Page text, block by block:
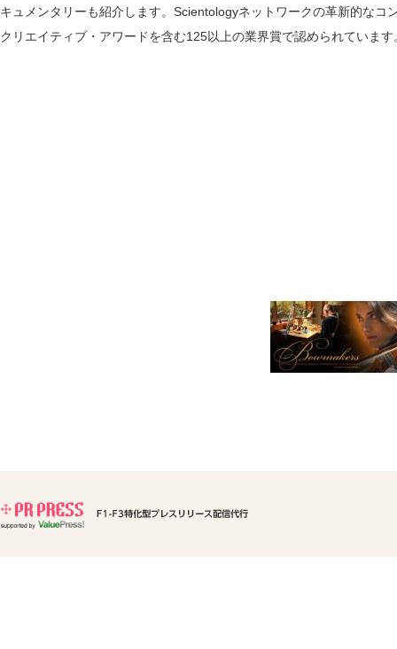
キュメンタリーも紹介します。Scientologyネットワークの革新的なコ
クリエイティブ・アワードを含む125以上の業界賞で認められています